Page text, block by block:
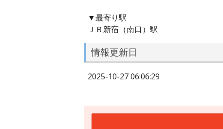
▼最寄り駅
ＪＲ新宿（南口）駅
情報更新日
2025-10-27 06:06:29